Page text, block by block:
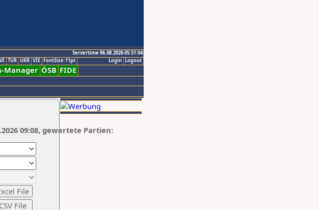
Servertime 06.08.2026 05:51:04
Logout
Login
TUR UKR VIE FontSize:11pt
Manager ÖSB FIDE
09:08, gewertete Partien: